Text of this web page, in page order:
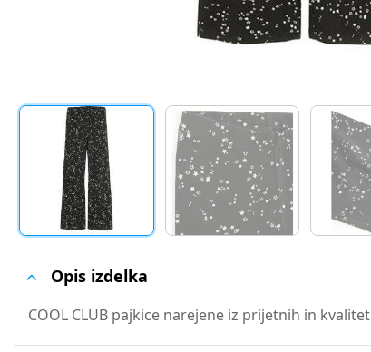
Opis izdelka
COOL CLUB pajkice narejene iz prijetnih in